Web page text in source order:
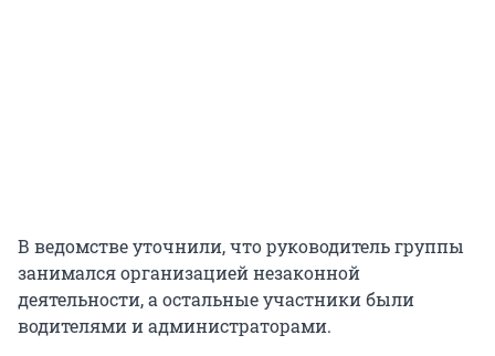
В ведомстве уточнили, что руководитель группы
занимался организацией незаконной
деятельности, а остальные участники были
водителями и администраторами.